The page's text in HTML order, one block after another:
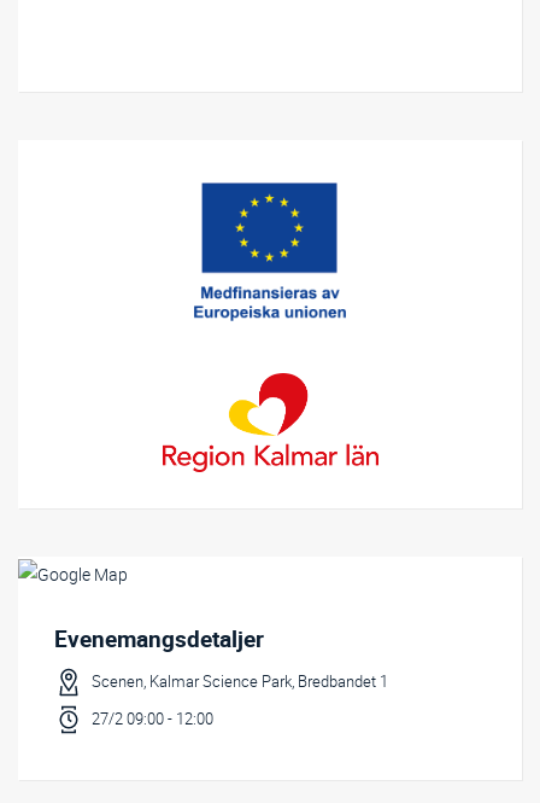
Evenemangsdetaljer
Scenen, Kalmar Science Park, Bredbandet 1
27/2 09:00 - 12:00